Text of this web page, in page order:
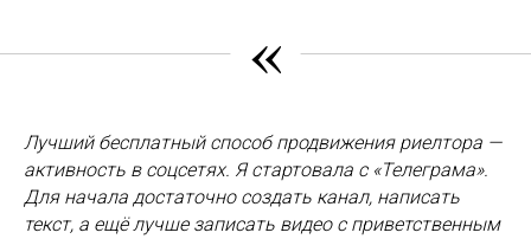
«
Лучший бесплатный способ продвижения риелтора —
активность в соцсетях. Я стартовала с «Телеграма».
Для начала достаточно создать канал, написать
текст, а ещё лучше записать видео с приветственным